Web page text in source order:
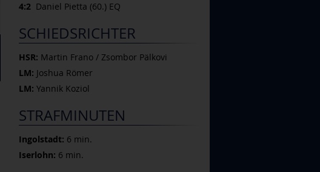
4:2 Daniel Pietta (60.) EQ
SCHIEDSRICHTER
HSR: Martin Frano / Zsombor Pälkovi
LM: Joshua Römer
LM: Yannik Koziol
STRAFMINUTEN
Ingolstadt: 6 min.
Iserlohn: 6 min.